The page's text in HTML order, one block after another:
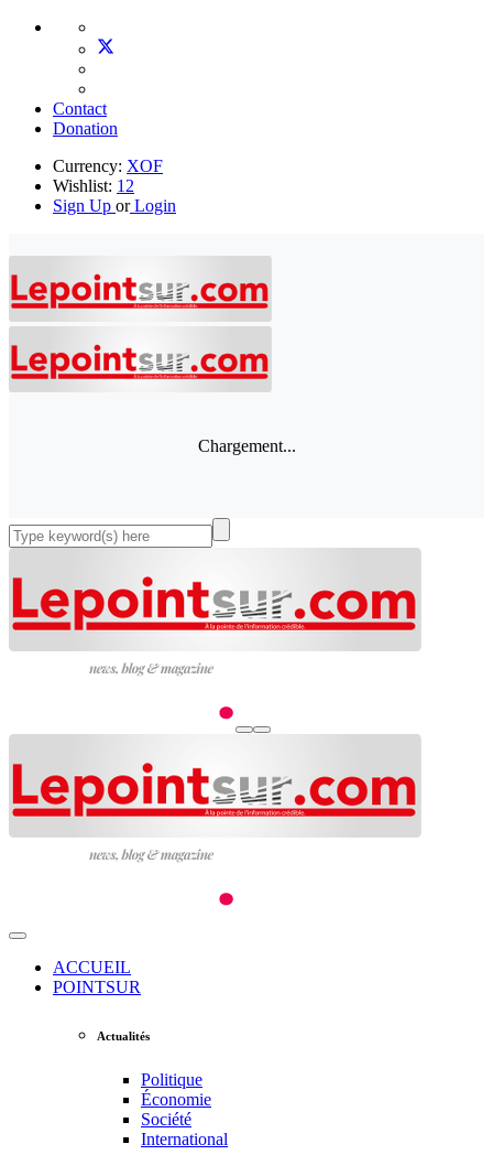
Contact
Donation
Currency: XOF
Wishlist: 12
Sign Up orLogin
Chargement...
ACCUEIL
POINTSUR
Actualités
Politique
Économie
Société
International